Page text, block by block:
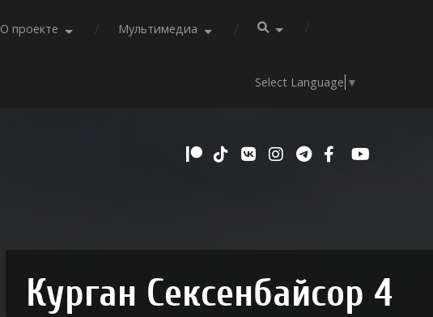
О проекте Мультимедиа
Select Language ▼
Курган Сексенбайсор 4